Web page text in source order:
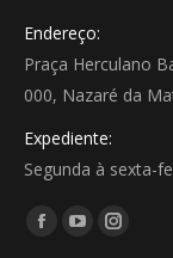
Endereço:
Praça Herculano
000, Nazaré da
Expediente:
Segunda à sexta-
Encontre-nos em:
Facebook
YouTube